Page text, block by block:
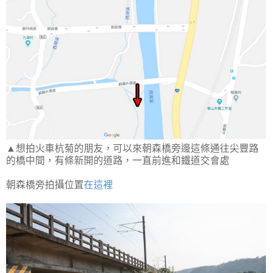
▲想拍火車杭菊的朋友，可以來朝森橋旁邊這條通往尖豐路
的橋中間，有條新開的道路，一直前進和鐵道交會處
朝森橋旁拍攝位置在這裡